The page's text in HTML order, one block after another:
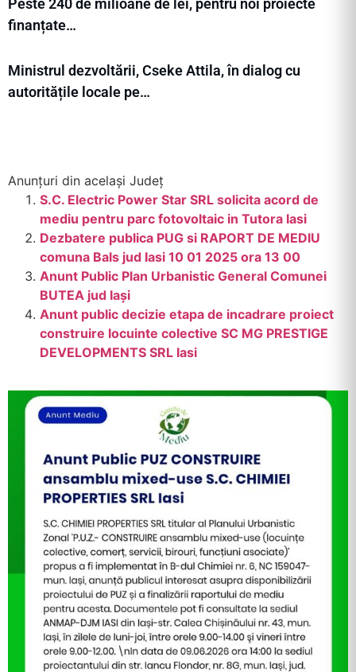
Peste 240 de milioane de lei, pentru noi proiecte
finanțate…
Ministrul dezvoltării, Cseke Attila, în dialog cu
autoritățile locale pe…
Anunțuri din același Județ
S.C. Electric Power Star SRL solicita acord de
mediu pentru parc fotovoltaic in Tutora Iasi
Dezbatere publica PUG si RAPORT DE MEDIU
comuna Bals jud Iasi 10 01 2025 ora 13 00
Anunt Public Plan Urbanistic General Comunei
BUTEA jud Iași
Anunt public decizie etapa de incadrare proiect
construire locuinte colective SC MG PRESTIGE
DEVELOPMENTS SRL Iasi